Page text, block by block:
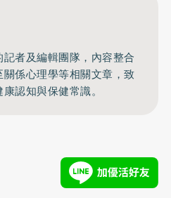
記者及編輯團隊，內容整合
係心理學等相關文章，致
認知與保健常識。